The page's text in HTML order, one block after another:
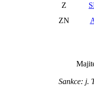
Z
ZN
Sankce: j.